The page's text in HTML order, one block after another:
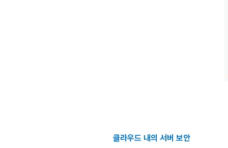
클라우드 내의 서버 보안